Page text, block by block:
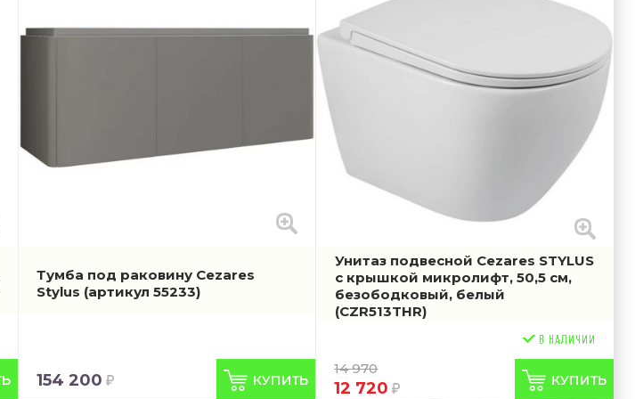
Тумба под раковину Cezares
Stylus (артикул 55233)
154 200
Унитаз подвесной Cezares STYLUS
с крышкой микролифт, 50,5 см,
безободковый, белый
(CZR513THR)
14 970
12 720